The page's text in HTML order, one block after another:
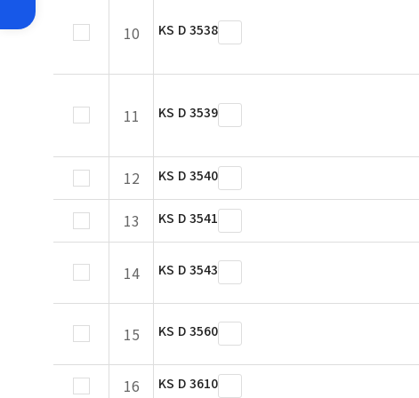
10 KS D 3538
11 KS D 3539
12 KS D 3540
13
KS D 3541
14 KS D 3543
15 KS D 3560
16 KS D 3610